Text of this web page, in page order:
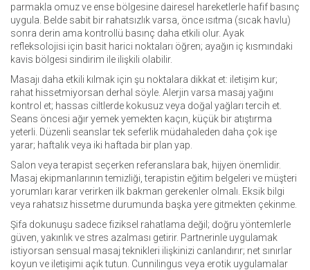
parmakla omuz ve ense bölgesine dairesel hareketlerle hafif basınç
uygula. Belde sabit bir rahatsızlık varsa, önce ısıtma (sıcak havlu)
sonra derin ama kontrollü basınç daha etkili olur. Ayak
refleksolojisi için basit harici noktaları öğren; ayağın iç kısmındaki
kavis bölgesi sindirim ile ilişkili olabilir.
Masajı daha etkili kılmak için şu noktalara dikkat et: iletişim kur;
rahat hissetmiyorsan derhal söyle. Alerjin varsa masaj yağını
kontrol et; hassas ciltlerde kokusuz veya doğal yağları tercih et.
Seans öncesi ağır yemek yemekten kaçın, küçük bir atıştırma
yeterli. Düzenli seanslar tek seferlik müdahaleden daha çok işe
yarar; haftalık veya iki haftada bir plan yap.
Salon veya terapist seçerken referanslara bak, hijyen önemlidir.
Masaj ekipmanlarının temizliği, terapistin eğitim belgeleri ve müşteri
yorumları karar verirken ilk bakman gerekenler olmalı. Eksik bilgi
veya rahatsız hissetme durumunda başka yere gitmekten çekinme.
Şifa dokunuşu sadece fiziksel rahatlama değil; doğru yöntemlerle
güven, yakınlık ve stres azalması getirir. Partnerinle uygulamak
istiyorsan sensual masaj teknikleri ilişkinizi canlandırır; net sınırlar
koyun ve iletişimi açık tutun. Cunnilingus veya erotik uygulamalar